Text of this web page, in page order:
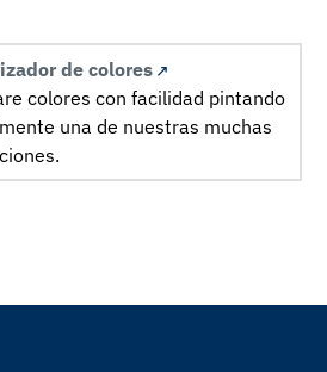
de colores
colores con facilidad pintando
una de nuestras muchas